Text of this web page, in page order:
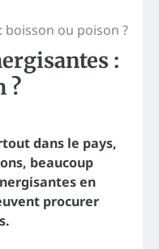
boisson ou poison ?
:
?
dans le pays,
beaucoup
en
procurer